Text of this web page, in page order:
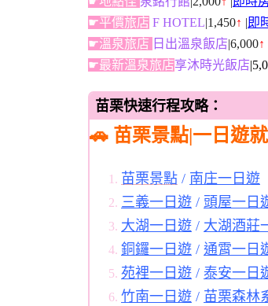
☛平價旅店 F HOTEL |1,450↑ 即
☛溫泉旅店 日出溫泉飯店 |6,000↑
☛最新溫泉旅店享沐時光飯店
苗栗快速行程攻略：
🚗 苗栗景點|一日遊
苗栗景點 / 南庄一日遊
三義一日遊 / 頭屋一日
大湖一日遊 / 大湖酒莊
銅鑼一日遊 / 通霄一日
苑裡一日遊 / 泰安一日
竹南一日遊 / 苗栗森林